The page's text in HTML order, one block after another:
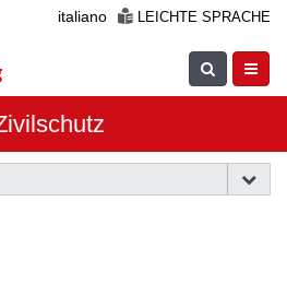
italiano LEICHTE SPRACHE
Suche